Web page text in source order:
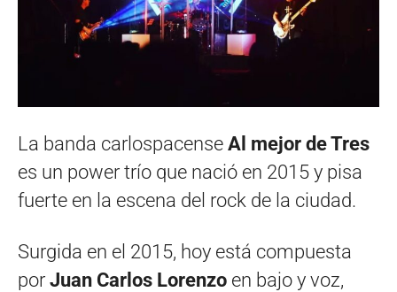
La banda carlospacense Al mejor de Tres
es un power trío que nació en 2015 y pisa
fuerte en la escena del rock de la ciudad.
Surgida en el 2015, hoy está compuesta
por Juan Carlos Lorenzo en bajo y voz,